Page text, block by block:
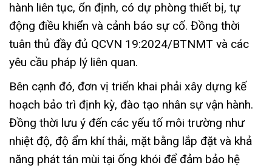
hành liên tục, ổn định, có dự phòng thiết bị, tự
động điều khiển và cảnh báo sự cố. Đồng thời
tuân thủ đầy đủ QCVN 19:2024/BTNMT và các
yêu cầu pháp lý liên quan.
Bên cạnh đó, đơn vị triển khai phải xây dựng kế
hoạch bảo trì định kỳ, đào tạo nhân sự vận hành.
Đồng thời lưu ý đến các yếu tố môi trường như
nhiệt độ, độ ẩm khí thải, mặt bằng lắp đặt và khả
năng phát tán mùi tại ống khói để đảm bảo hệ